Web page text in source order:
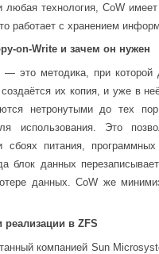
любая технология, CoW
работает с хранением
on-Write и зачем он нужен
— это методика, при
создаётся их копия, и уже в
нетронутыми до тех
использования. Это
сбоях питания,
блок данных
данных. CoW же
реализации в ZFS
компанией Sun